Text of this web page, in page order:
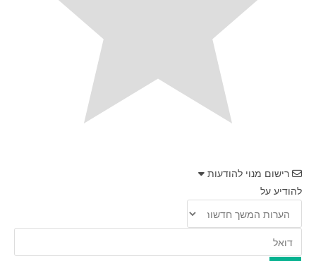
רישום מנוי להודעות
להודיע על